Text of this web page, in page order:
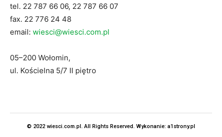
tel. 22 787 66 06, 22 787 66 07
fax. 22 776 24 48
email: wiesci@wiesci.com.pl
05–200 Wołomin,
ul. Kościelna 5/7 II piętro
© 2022 wiesci.com.pl. All Rights Reserved. Wykonanie: a1strony.pl